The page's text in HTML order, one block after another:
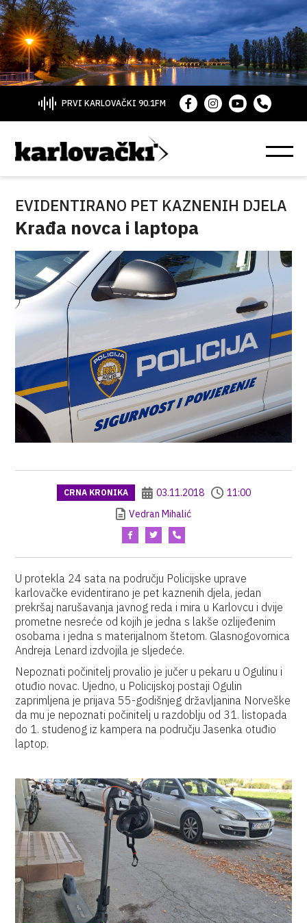
PRVI KARLOVAČKI 90.1FM
EVIDENTIRANO PET KAZNENIH DJELA
Krađa novca i laptopa
CRNA KRONIKA 03.11.2018
11:00
Vedran Mihalić
U protekla 24 sata na području Policijske uprave
karlovačke evidentirano je pet kaznenih djela, jedan
prekršaj narušavanja javnog reda i mira u Karlovcu i dvije
prometne nesreće od kojih je jedna s lakše ozlijeđenim
osobama i jedna s materijalnom štetom. Glasnogovornica
Andreja Lenard izdvojila je sljedeće.
Nepoznati počinitelj provalio je jučer u pekaru u Ogulinu i
otuđio novac. Ujedno, u Policijskoj postaji Ogulin
zaprimljena je prijava 55-godišnjeg državljanina Norveške
da mu je nepoznati počinitelj u razdoblju od 31. listopada
do 1. studenog iz kampera na području Jasenka otuđio
laptop.